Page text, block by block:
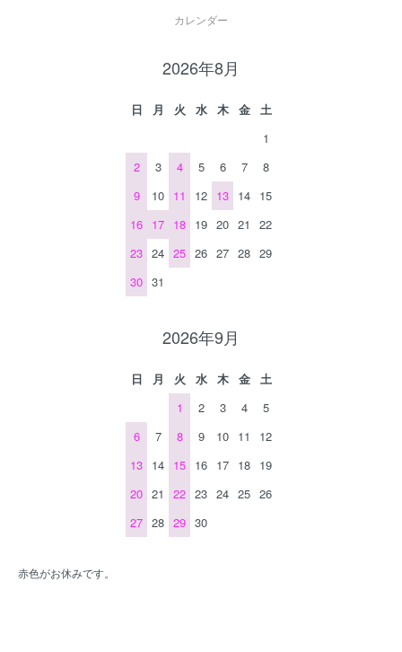
カレンダー
2026年8月
日 月 火 水 木 金
土
1
2
3 4 5 6 7
8
9
10 11 12 13 14 15
16 17 18 19 20 21
22
23 24 25 26 27 28 29
30 31
2026年9月
日 月 火 水 木 金
土
1
2 3 4
5
6
7 8 9 10 11
12
13 14 15 16 17 18 19
20 21 22 23 24 25 26
27 28 29 30
赤色がお休みです。